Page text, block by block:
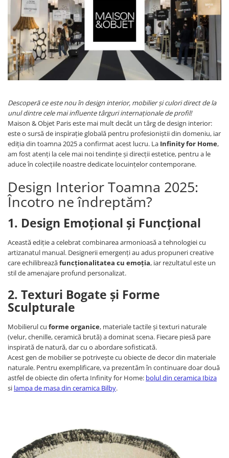
Console dormitor
Fotolii dormitor
Noptiere
Mobila dining
Console extensibile
Scaune
Mese
Mese HORECA
Scaune de bar / insula
Scaune exterior
Mobila hol
Comode hol
Cuiere
Oglinzi hol
Suport Umbrele
Console hol
Ceasuri
Accesorii decorative
Oglinzi
Rame foto
Ghivece si jardiniere
Accesorii pentru servire
Textile pentru casa
Corpuri de iluminat
Home Office
Designers' Choice
Descoperă ce este nou în design interior, mobilier și culori direct de la
unul dintre cele mai influente târguri internaționale de profil!
Maison & Objet Paris este mai mult decât un târg de design interior:
este o sursă de inspirație globală pentru profesioniștii din domeniu, iar
ediția din toamna 2025 a confirmat acest lucru. La Infinity for Home,
am fost atenți la cele mai noi tendințe și direcții estetice, pentru a le
aduce în colecțiile noastre dedicate locuințelor contemporane.
Design Interior Toamna 2025:
Încotro ne îndreptăm?
1. Design Emoțional și Funcțional
Această ediție a celebrat combinarea armonioasă a tehnologiei cu
artizanatul manual. Designerii emergenți au adus propuneri creative
care echilibreazăfuncționalitatea cu emoția, iar rezultatul este un
stil de amenajare profund personalizat.
2. Texturi Bogate și Forme
Sculpturale
Mobilierul cu forme organice, materiale tactile și texturi naturale
(velur, chenille, ceramică brută) a dominat scena. Fiecare piesă pare
inspirată de natură, dar cu o abordare sofisticată.
Acest gen de mobilier se potrivește cu obiecte de decor din materiale
naturale. Pentru exemplificare, va prezentăm în continuare doar două
astfel de obiecte din oferta Infinity for Home: bolul din ceramica Ibiza
si lampa de masa din ceramica Bilby.